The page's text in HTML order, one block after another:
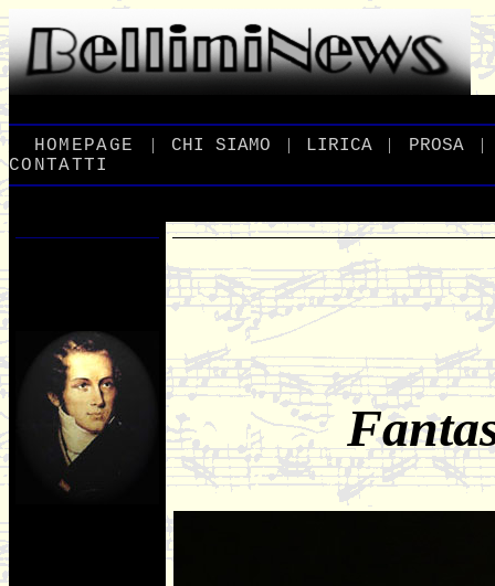
HOMEPAGE | CHI _SIAMO | LIRICA | PROSA_ |
CONTATTI